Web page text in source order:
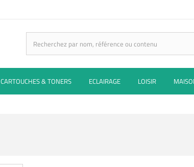
CARTOUCHES & TONERS ECLAIRAGE LOISIR